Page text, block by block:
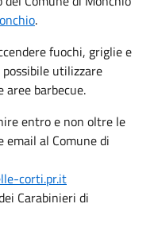
.
fuochi, griglie e
possibile utilizzare
barbecue.
entro e non oltre le
al Comune di
corti.pr.it
Carabinieri di